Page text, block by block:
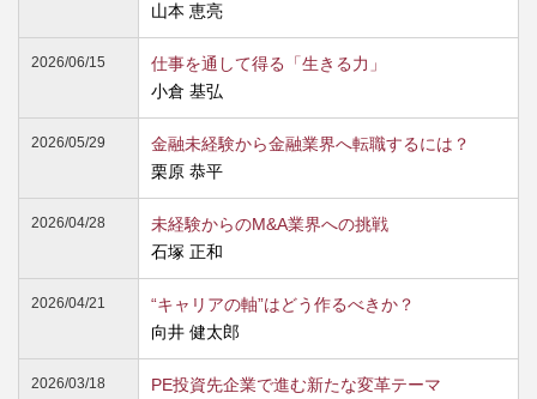
山本 恵亮
2026/06/15
仕事を通して得る「生きる力」
小倉 基弘
2026/05/29
金融未経験から金融業界へ転職するには？
栗原 恭平
2026/04/28
未経験からのM&A業界への挑戦
石塚 正和
2026/04/21
“キャリアの軸”はどう作るべきか？
向井 健太郎
2026/03/18
PE投資先企業で進む新たな変革テーマ